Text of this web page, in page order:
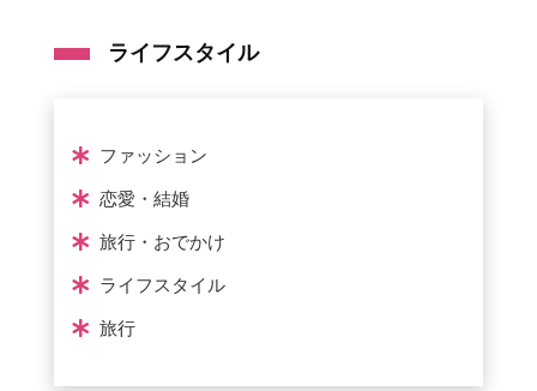
ライフスタイル
ファッション
恋愛・結婚
旅行・おでかけ
ライフスタイル
旅行